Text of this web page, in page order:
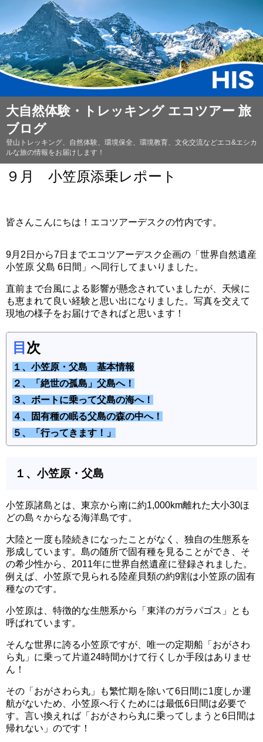
大自然体験・トレッキング エコツアー 旅
ブログ
登山トレッキング、自然体験、環境保全、環境教育、文化交流などエコ&エシカ
ルな旅の情報をお届けします！
９月 小笠原添乗レポート
皆さんこんにちは！エコツアーデスクの竹内です。
9月2日から7日までエコツアーデスク企画の「世界自然遺産
小笠原 父島 6日間」へ同行してまいりました。
直前まで台風による影響が懸念されていましたが、天候に
も恵まれて良い経験と思い出になりました。写真を交えて
現地の様子をお届けできればと思います！
目 次
１、小笠原・父島 基本情報
２、「絶世の孤島」父島へ！
３、ボートに乗って父島の海へ！
４、固有種の眠る父島の森の中へ！
５、「行ってきます！」
１、小笠原・父島
小笠原諸島とは、東京から南に約1,000km離れた大小30ほ
どの島々からなる海洋島です。
大陸と一度も陸続きになったことがなく、独自の生態系を
形成しています。島の随所で固有種を見ることができ、そ
の希少性から、2011年に世界自然遺産に登録されました。
例えば、小笠原で見られる陸産貝類の約9割は小笠原の固有
種なのです。
小笠原は、特徴的な生態系から「東洋のガラパゴス」とも
呼ばれています。
そんな世界に誇る小笠原ですが、唯一の定期船「おがさわ
ら丸」に乗って片道24時間かけて行くしか手段はありませ
ん！
その「おがさわら丸」も繁忙期を除いて6日間に1度しか運
航がないため、小笠原へ行くためには最低6日間は必要で
す。言い換えれば「おがさわら丸に乗ってしまうと6日間は
帰れない」のです！